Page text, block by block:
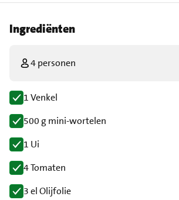
Ingrediënten
4 personen
1 Venkel
500 g mini-wortelen
1 Ui
4 Tomaten
3 el Olijfolie